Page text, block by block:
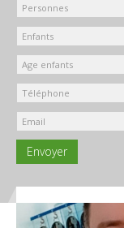
Envoyer